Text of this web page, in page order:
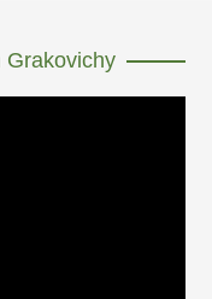
Grakovichy